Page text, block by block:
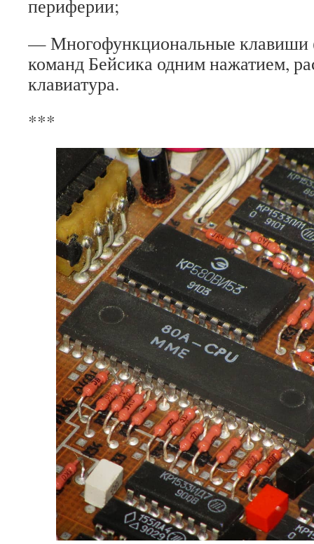
периферии;
— Многофункциональные клавиши
команд Бейсика одним нажатием,
клавиатура.
***